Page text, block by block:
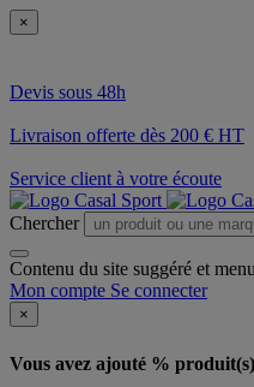
×
Devis sous 48h
Livraison offerte dès 200 € HT
Service client à votre écoute
Chercher
Contenu du site suggéré et
Mon compte Se connecter
×
Vous avez ajouté %